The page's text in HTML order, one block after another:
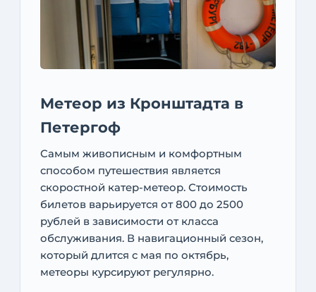
Метеор из Кронштадта в
Петергоф
Самым живописным и комфортным
способом путешествия является
скоростной катер-метеор. Стоимость
билетов варьируется от 800 до 2500
рублей в зависимости от класса
обслуживания. В навигационный сезон,
который длится с мая по октябрь,
метеоры курсируют регулярно.